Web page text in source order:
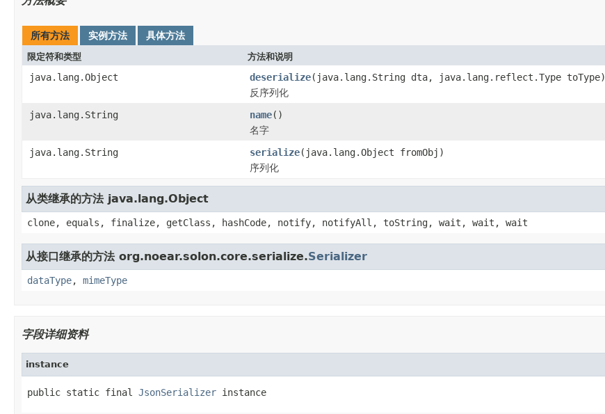
所有方法 实例方法 具体方法
限定符和类型 方法和说明
java.lang.Object deserialize(java.lang.String dta, java.lang.reflect.Type toType)
反序列化
java.lang.String
name()
名字
java.lang.String
serialize(java.lang.Object fromObj)
序列化
从类继承的方法 java.lang.Object
clone, equals, finalize, getClass, hashCode, notify, notifyAll, toString, wait, wait, wait
从接口继承的方法 org.noear.solon.core.serialize.Serializer
dataType, mimeType
字段详细资料
instance
public static final JsonSerializer instance